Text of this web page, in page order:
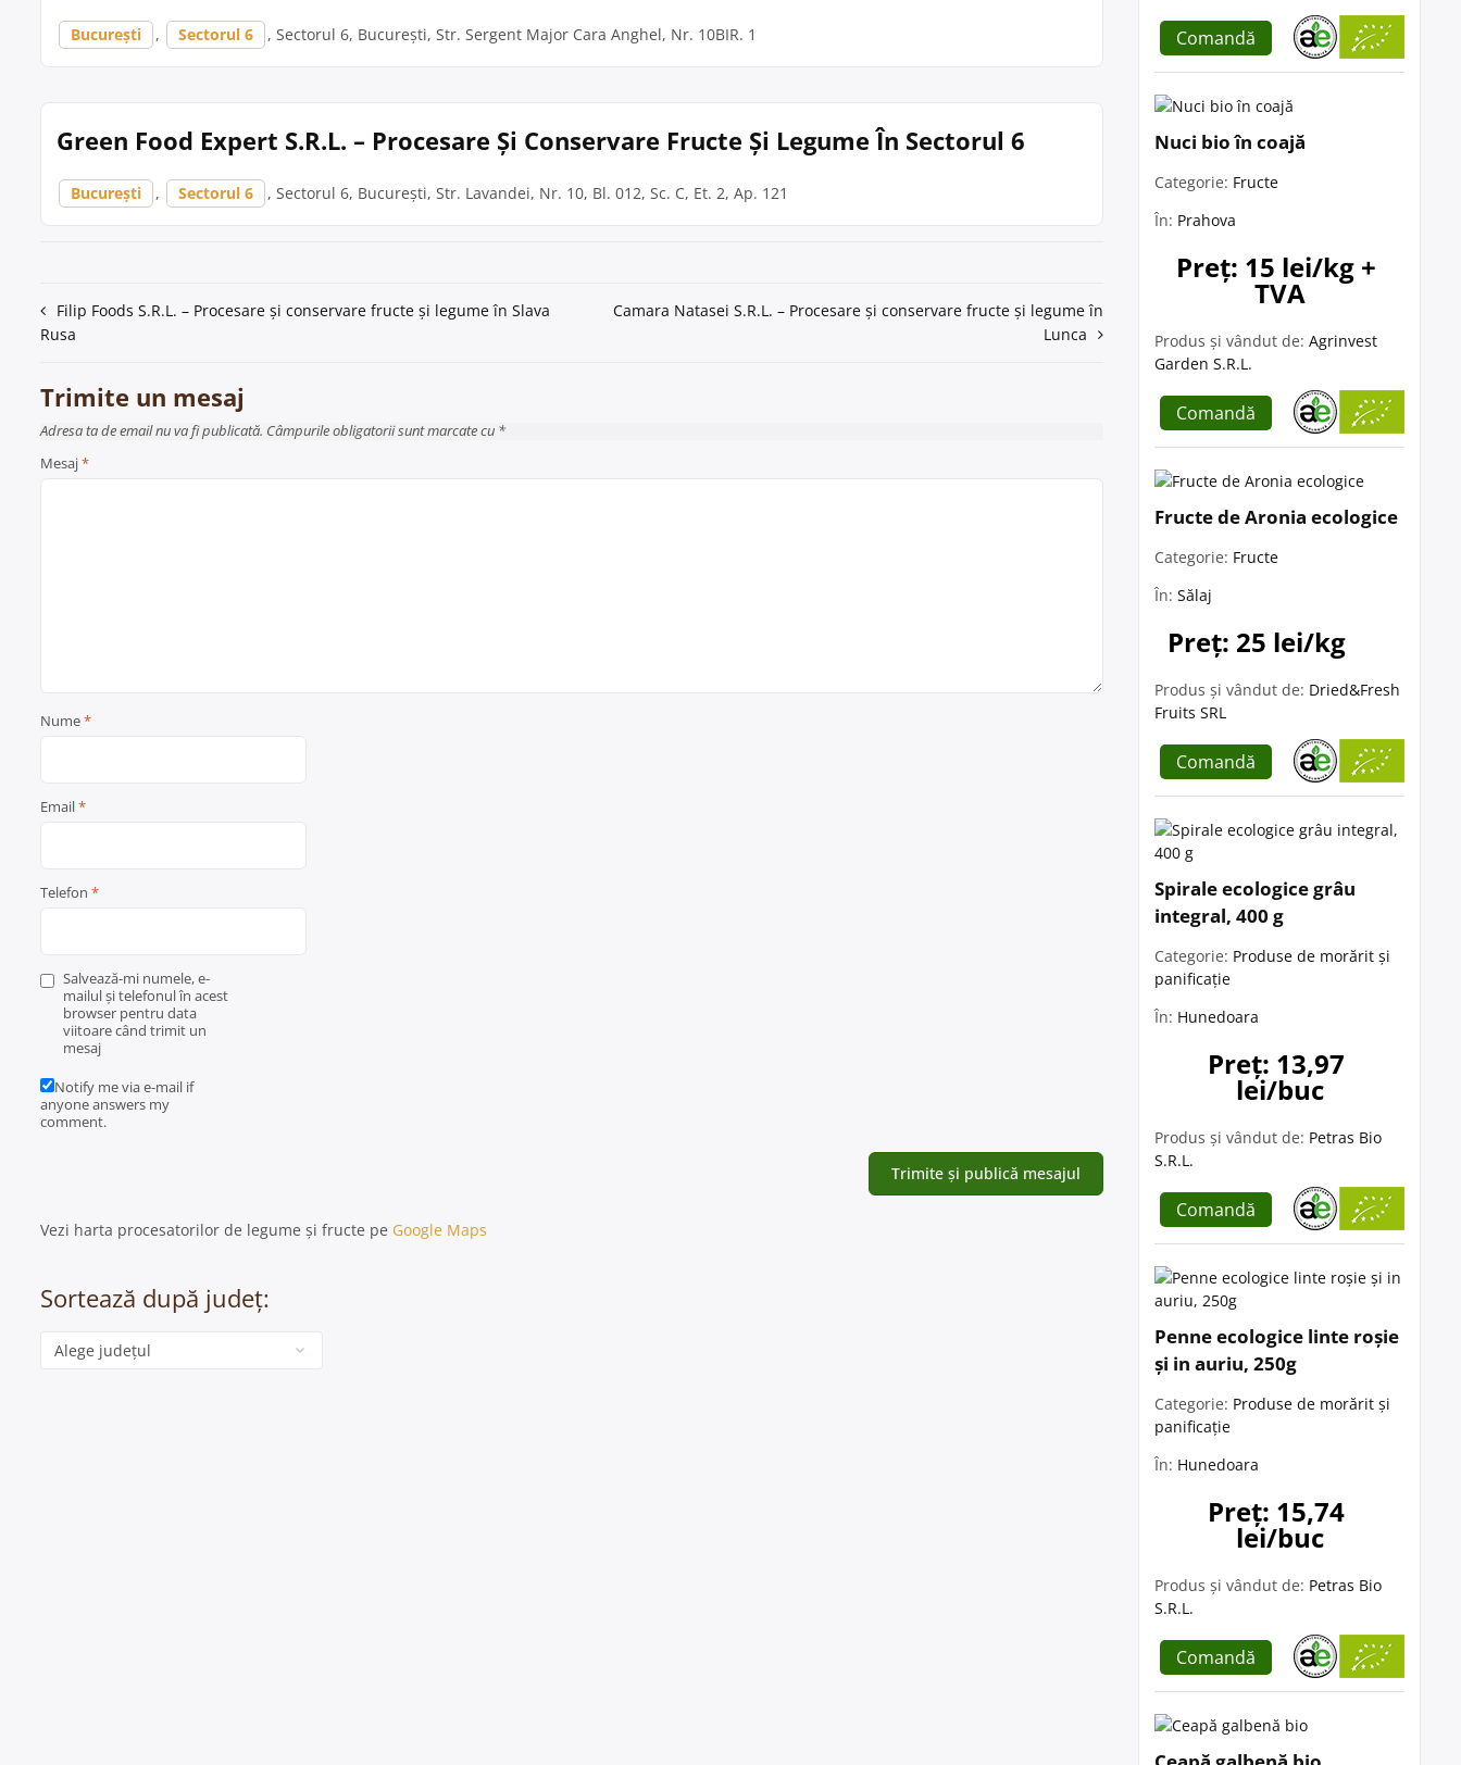
București , Sectorul 6 , Sectorul 6, București, Str. Sergent Major Cara Anghel, Nr. 10BIR. 1
Green Food Expert S.R.L. – Procesare Și Conservare Fructe Și Legume În Sectorul 6
București , Sectorul 6 , Sectorul 6, București, Str. Lavandei, Nr. 10, Bl. 012, Sc. C, Et. 2, Ap. 121
Navigare
în
articole
Filip Foods S.R.L. – Procesare și conservare fructe și legume în Slava
Rusa
Camara Natasei S.R.L. – Procesare și conservare fructe și legume în
Lunca
Trimite un mesaj
Adresa ta de email nu va fi publicată. Câmpurile obligatorii sunt marcate cu *
Mesaj*
Nume*
Email*
Telefon *
Salvează-mi numele, e-
mailul și telefonul în acest
browser pentru data
viitoare când trimit un
mesaj
Notify me via e-mail if
anyone answers my
comment.
Vezi harta procesatorilor de legume și fructe pe Google Maps
Sortează după județ:
Categorie
Comandă
Nuci bio în coajă
Categorie: Fructe
În: Prahova
Preț: 15 lei/kg +
TVA
Produs și vândut de: Agrinvest
Garden S.R.L.
Comandă
Fructe de Aronia ecologice
Categorie: Fructe
În: Sălaj
Preț: 25 lei/kg
Produs și vândut de: Dried&Fresh
Fruits SRL
Comandă
Spirale ecologice grâu
integral, 400 g
Categorie: Produse de morărit și
panificație
În: Hunedoara
Preț: 13,97
lei/buc
Produs și vândut de: Petras Bio
S.R.L.
Comandă
Penne ecologice linte roșie
și in auriu, 250g
Categorie: Produse de morărit și
panificație
În: Hunedoara
Preț: 15,74
lei/buc
Produs și vândut de: Petras Bio
S.R.L.
Comandă